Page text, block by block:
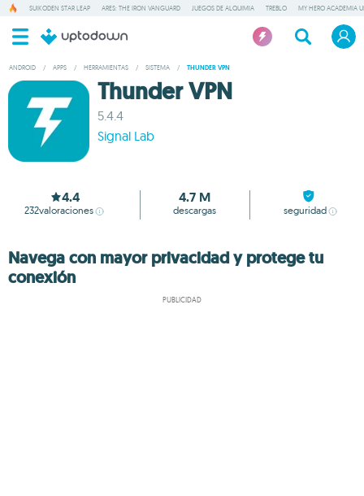
SUIKODEN STAR LEAP ARES: THE IRON VANGUARD JUEGOS DE ALQUIMIA TREBLO MY HERO ACADEMIA
ANDROID / APPS / HERRAMIENTAS / SISTEMA / THUNDER VPN
Thunder VPN
5.4.4
Signal Lab
4.4
232valoraciones
4.7 M
descargas seguridad
Navega con mayor privacidad y protege tu
conexión
PUBLICIDAD